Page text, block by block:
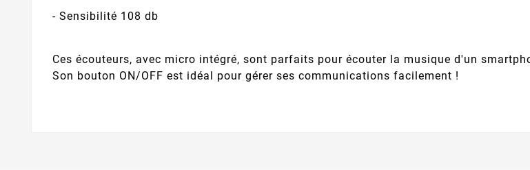
- Sensibilité 108 db
Ces écouteurs, avec micro intégré, sont parfaits pour écouter la musique d'un
Son bouton ON/OFF est idéal pour gérer ses communications facilement !